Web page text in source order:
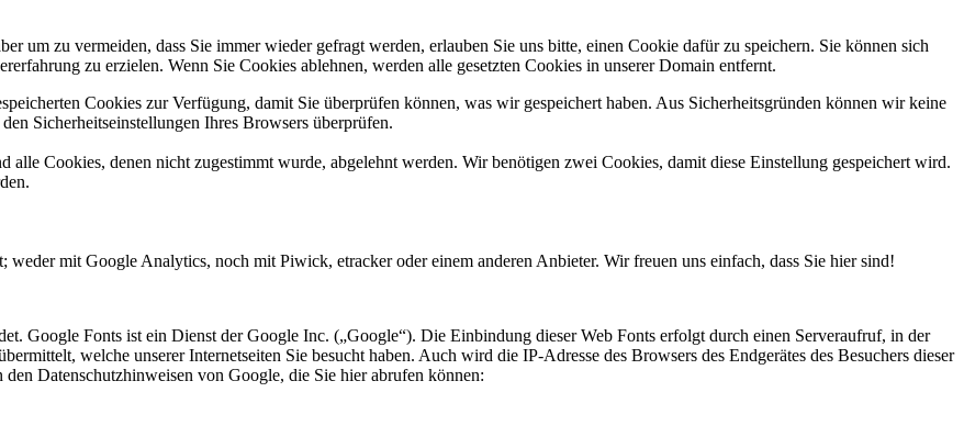
um zu vermeiden, dass Sie immer wieder gefragt werden, erlauben Sie uns bitte, einen Cookie dafür zu speichern. Sie können sich
zu erzielen. Wenn Sie Cookies ablehnen, werden alle gesetzten Cookies in unserer Domain entfernt.
Cookies zur Verfügung, damit Sie überprüfen können, was wir gespeichert haben. Aus Sicherheitsgründen können wir keine
Sicherheitseinstellungen Ihres Browsers überprüfen.
Cookies, denen nicht zugestimmt wurde, abgelehnt werden. Wir benötigen zwei Cookies, damit diese Einstellung gespeichert wird.
mit Google Analytics, noch mit Piwick, etracker oder einem anderen Anbieter. Wir freuen uns einfach, dass Sie hier sind!
Google Fonts ist ein Dienst der Google Inc. („Google“). Die Einbindung dieser Web Fonts erfolgt durch einen Serveraufruf, in der
welche unserer Internetseiten Sie besucht haben. Auch wird die IP-Adresse des Browsers des Endgerätes des Besuchers dieser
Datenschutzhinweisen von Google, die Sie hier abrufen können: